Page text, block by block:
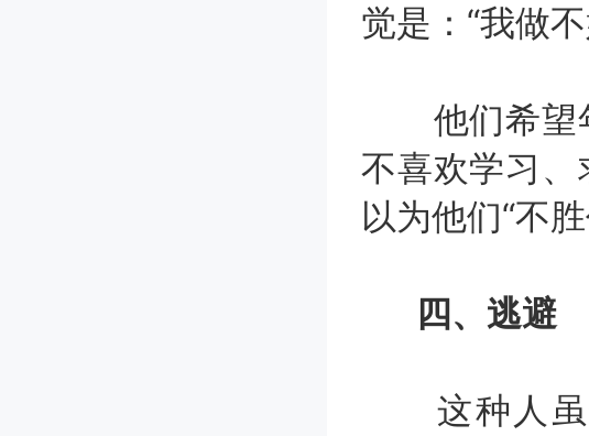
觉是：“我做
他们希望年
不喜欢学习、
以为他们“不
四、逃避
这种人虽